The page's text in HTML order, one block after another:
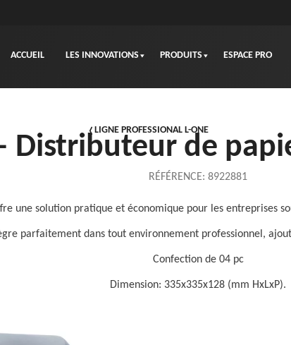
ACCUEIL LES INNOVATIONS PRODUITS ESPACE PRO
LIGNE PROFESSIONAL L-ONE
Distributeur de
RÉFÉRENCE: 8922881
une solution pratique et économique pour les entreprises
parfaitement dans tout environnement professionnel,
Confection de 04 pc
Dimension: 335x335x128 (mm HxLxP).